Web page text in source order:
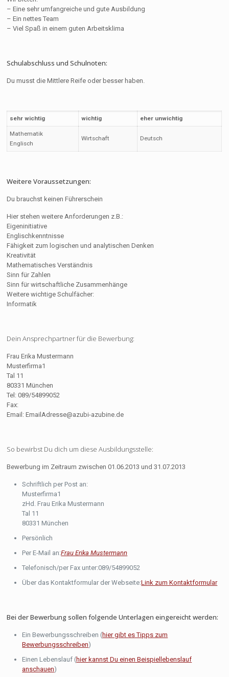
– Eine sehr umfangreiche und gute Ausbildung
– Ein nettes Team
– Viel Spaß in einem guten Arbeitsklima
Schulabschluss und Schulnoten:
Du musst die Mittlere Reife oder besser haben.
sehr wichtig wichtig eher unwichtig
Mathematik
Englisch
Wirtschaft Deutsch
Weitere Voraussetzungen:
Du brauchst keinen Führerschein
Hier stehen weitere Anforderungen z.B.:
Eigeninitiative
Englischkenntnisse
Fähigkeit zum logischen und analytischen Denken
Kreativität
Mathematisches Verständnis
Sinn für Zahlen
Sinn für wirtschaftliche Zusammenhänge
Weitere wichtige Schulfächer:
Informatik
Dein Ansprechpartner für die Bewerbung:
Frau Erika Mustermann
Musterfirma1
Tal 11
80331 München
Tel: 089/54899052
Fax:
Email:EmailAdresse@azubi-azubine.de
So bewirbst Du dich um diese Ausbildungsstelle:
Bewerbung im Zeitraum zwischen 01.06.2013 und 31.07.2013
Schriftlich per Post an:
Musterfirma1
zHd. Frau Erika Mustermann
Tal 11
80331 München
Persönlich
Per E-Mail an:Frau Erika Mustermann
Telefonisch/per Fax unter:089/54899052
Über das Kontaktformular der Webseite:Link zum Kontaktformular
Bei der Bewerbung sollen folgende Unterlagen eingereicht werden:
Ein Bewerbungsschreiben (hier gibt es Tipps zum
Bewerbungsschreiben)
Einen Lebenslauf (hier kannst Du einen Beispiellebenslauf
anschauen)